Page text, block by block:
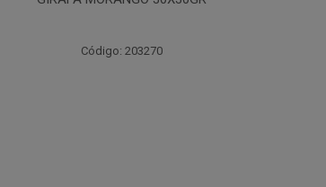
Código: 204314